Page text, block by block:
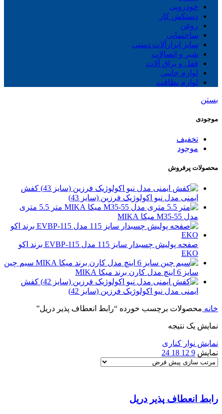
خودرویی
دستکش کار
روغن
ساختمانی
سایز ابزارآلات دستی
شیر و اتصالات
قفل و یراق آلات
لوازم جانبی
لوازم نظافت
بستن
موجودی
تخفیف
موجود
محصولات پرفروش
کفش
ایمنی مدل نیو اکولوژیک فرزین (سایز 43)
متر 5.5 متری
مدل M35-55 میکا MIKA
صفحه پولیش چسبدار سایز 115 مدل EVBP-115 برند اکو
EKO
سیم چین
سایز 6 اینچ مدل کارن برند میکا MIKA
کفش
ایمنی مدل نیو اکولوژیک فرزین (سایز 42)
خانه محصولات برچسب خورده “رابط انعطاف پذیر دریل”
نمایش یک نتیجه
نمایش نوار کناری
نمایش 9
12
18
24
رابط انعطاف پذیر دریل